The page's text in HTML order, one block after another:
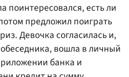
поинтересовался, есть ли
предложил поиграть
Девочка согласилась и,
вошла в личный
банка и